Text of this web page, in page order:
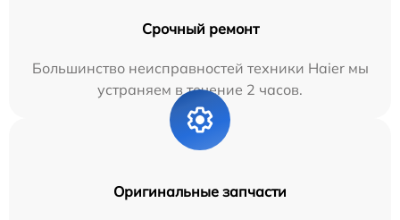
Срочный ремонт
Большинство неисправностей техники Haier мы
устраняем в течение 2 часов.
Оригинальные запчасти